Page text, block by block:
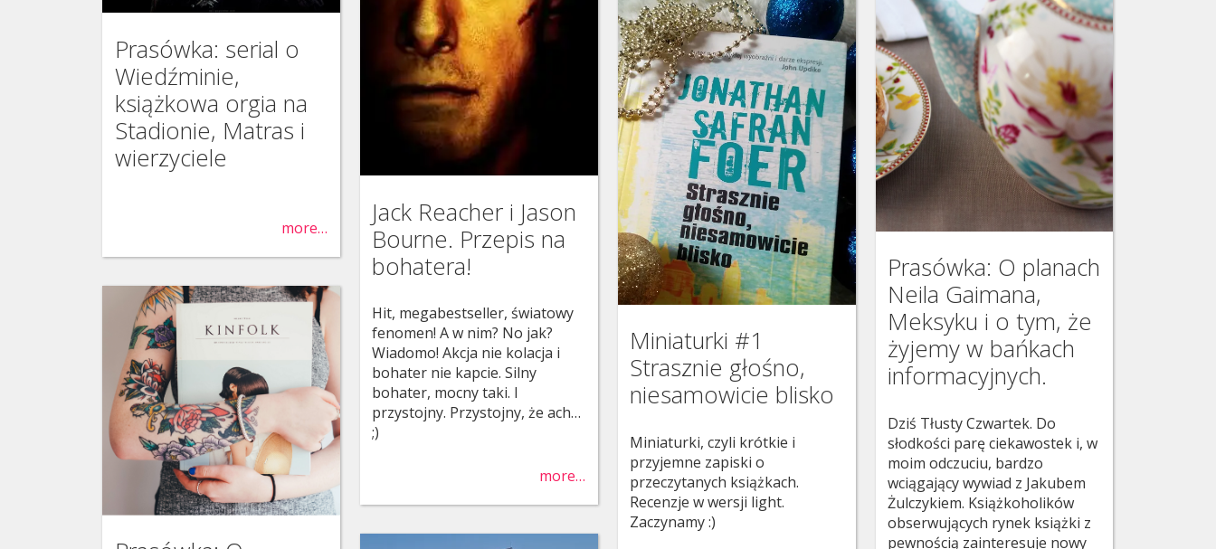
Prasówka: serial o
Wiedźminie,
książkowa orgia na
Stadionie, Matras i
wierzyciele
more…
Jack Reacher i Jason
Bourne. Przepis na
bohatera!
Hit, megabestseller, światowy
fenomen! A w nim? No jak?
Wiadomo! Akcja nie kolacja i
bohater nie kapcie. Silny
bohater, mocny taki. I
przystojny. Przystojny, że ach…
;)
more…
Miniaturki #1
Strasznie głośno,
niesamowicie blisko
Miniaturki, czyli krótkie i
przyjemne zapiski o
przeczytanych książkach.
Recenzje w wersji light.
Zaczynamy :)
Prasówka: O planach
Neila Gaimana,
Meksyku i o tym, że
żyjemy w bańkach
informacyjnych.
Dziś Tłusty Czwartek. Do
słodkości parę ciekawostek i, w
moim odczuciu, bardzo
wciągający wywiad z Jakubem
Żulczykiem. Książkoholików
obserwujących rynek książki z
pewnością zainteresuje nowy